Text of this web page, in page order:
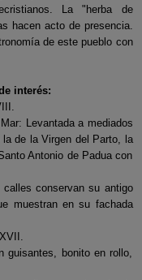
La "herba de
hacen acto de presencia.
de este pueblo con
interés:
Levantada a mediados
de la Virgen del Parto, la
Antonio de Padua con
calles conservan su antigo
muestran en su fachada
guisantes, bonito en rollo,